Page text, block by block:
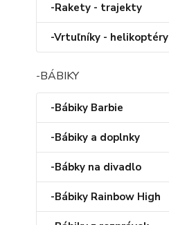
-Rakety - trajekty
-Vrtuľníky - helikoptéry
-BÁBIKY
-Bábiky Barbie
-Bábiky a doplnky
-Bábky na divadlo
-Bábiky Rainbow High